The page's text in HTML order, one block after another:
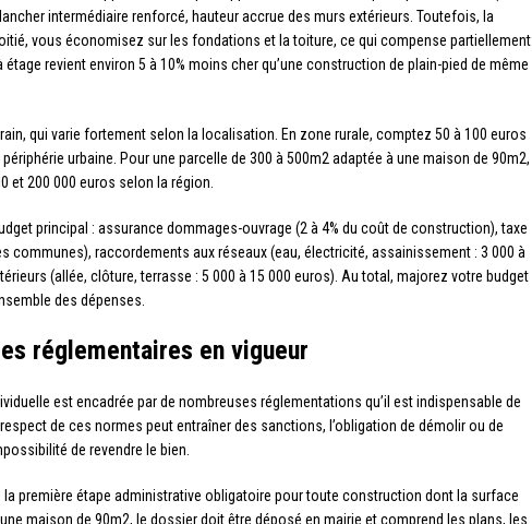
intermédiaire renforcé, hauteur accrue des murs extérieurs. Toutefois, la
vous économisez sur les fondations et la toiture, ce qui compense partiellement
revient environ 5 à 10% moins cher qu’une construction de plain-pied de même
qui varie fortement selon la localisation. En zone rurale, comptez 50 à 100 euros
urbaine. Pour une parcelle de 300 à 500m2 adaptée à une maison de 90m2,
et 200 000 euros selon la région.
principal : assurance dommages-ouvrage (2 à 4% du coût de construction), taxe
communes), raccordements aux réseaux (eau, électricité, assainissement : 3 000 à
(allée, clôture, terrasse : 5 000 à 15 000 euros). Au total, majorez votre budget
des dépenses.
réglementaires en vigueur
est encadrée par de nombreuses réglementations qu’il est indispensable de
de ces normes peut entraîner des sanctions, l’obligation de démolir ou de
de revendre le bien.
première étape administrative obligatoire pour toute construction dont la surface
maison de 90m2, le dossier doit être déposé en mairie et comprend les plans, les